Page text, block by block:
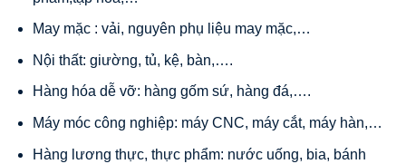
May mặc : vải, nguyên phụ liệu may mặc,…
Nội thất: giường, tủ, kệ, bàn,….
Hàng hóa dễ vỡ: hàng gốm sứ, hàng đá,….
Máy móc công nghiệp: máy CNC, máy cắt, máy hàn,…
Hàng lương thực, thực phẩm: nước uống, bia, bánh